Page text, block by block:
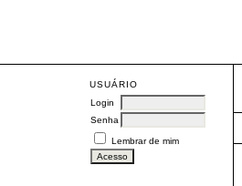
USUÁRIO
Login
Senha
Lembrar de mim